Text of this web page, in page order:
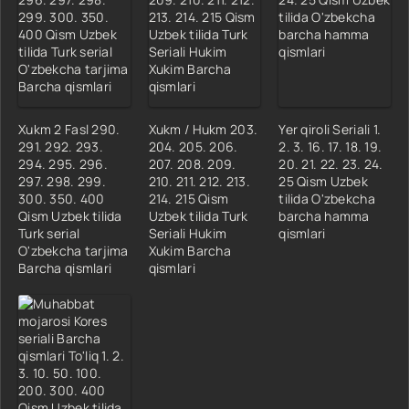
18 Qism
19 Qism
20 Qism
Xukm 2 Fasl 290.
291. 292. 293.
294. 295. 296.
297. 298. 299.
300. 350. 400
Qism Uzbek tilida
Turk serial
O'zbekcha tarjima
Barcha qismlari
Xukm / Hukm 203.
204. 205. 206.
207. 208. 209.
210. 211. 212. 213.
214. 215 Qism
Uzbek tilida Turk
Seriali Hukim
Xukim Barcha
qismlari
Yer qiroli Seriali 1.
2. 3. 16. 17. 18. 19.
20. 21. 22. 23. 24.
25 Qism Uzbek
tilida O'zbekcha
barcha hamma
qismlari